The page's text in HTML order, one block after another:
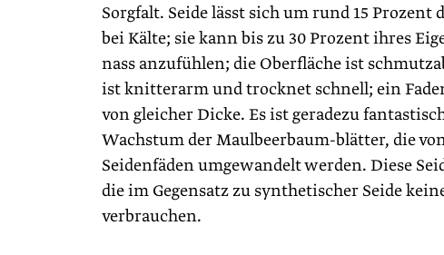
Sorgfalt. Seide lässt sich um rund 15
bei Kälte; sie kann bis zu 30 Prozent ihres
nass anzufühlen; die Oberfläche ist
ist knitterarm und trocknet schnell; ein
von gleicher Dicke. Es ist geradezu
Wachstum der Maulbeerbaum-blätter, die
Seidenfäden umgewandelt werden. Diese
die im Gegensatz zu synthetischer Seide
verbrauchen.